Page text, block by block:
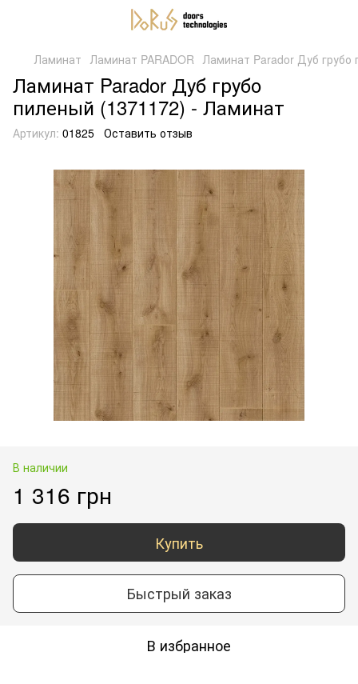
Ламинат Ламинат PARADOR Ламинат Parador Дуб грубо
Ламинат Parador Дуб грубо
пиленый (1371172) - Ламинат
Артикул: 01825 Оставить отзыв
В наличии
1 316 грн
Купить
Быстрый заказ
В избранное